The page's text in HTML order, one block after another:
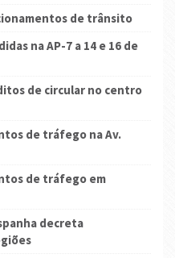
de trânsito
na AP-7 a 14 e 16 de
de circular no centro
de tráfego na Av.
de tráfego em
decreta